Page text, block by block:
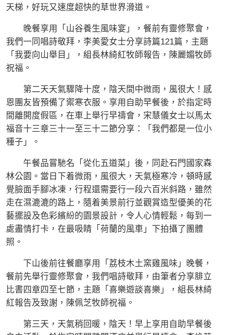
天梯，好玩又速度超快的草世界滑道。
晚餐享用「山谷養生風味宴」，餐前有靈修聚會，
我們一同唱詩敬拜，李美愛女士分享詩篇121篇，主題
「我要向山舉目」，組長林綺紅牧師報告，陳麗媚牧師
祝福。
第二天天氣驟降十度，陰天間中微雨，風很大！感
恩團友皆預備了禦寒衣服。享用自助早餐後，於指定時
間離開度假區，在車上舉行早禱會，宋慧儀女士以馬太
福音十三章三十一至三十二節分享：「我們都是一位小
種子」。
午餐品嘗馳名「從化五道菜」後，同赴石門國家森
林公園。當日下着微雨，風很大，天氣極寒冷，頓時感
覺臉面手腳冰凍，行程還需要行一段六百米斜路，雖然
走在濕漉漉的路上，隨着美景前行並觀賞造型優美的花
藝擺設及色彩繽紛的園景設計，令人心情輕鬆，每到一
處盡情打卡，在最吸睛「荷蘭的風車」下拍攝了團體
照。
下山後前往餐廳享用「荔枝木土窯雞風味」晚餐，
餐前先舉行靈修聚會，我們唱詩敬拜，由筆者分享腓立
比書四章四至七節，主題「喜樂遊談喜樂」，組長林綺
紅報告及致謝，陳佩芝牧師祝福。
第三天，天氣稍回暖，陰天！早上享用自助早餐後